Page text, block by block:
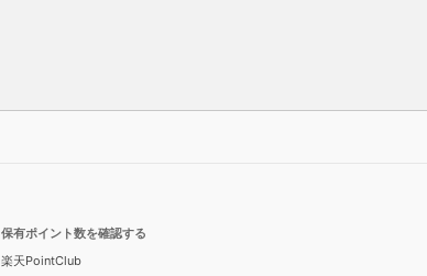
保有ポイント数を確認する
楽天PointClub